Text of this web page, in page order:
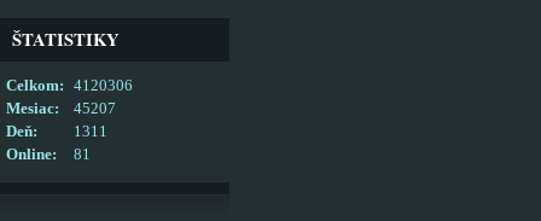
ŠTATISTIKY
Online: 81
Celkom:
4120306
Mesiac:
45207
Deň:
1311